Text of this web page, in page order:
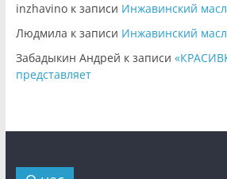
inzhavinoк записи Инжавинский
Людмила к записи Инжавинский
Забадыкин Андрей к записи
представляет